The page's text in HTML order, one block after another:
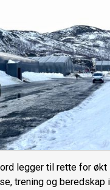
legger til rette for økt
trening og beredskap